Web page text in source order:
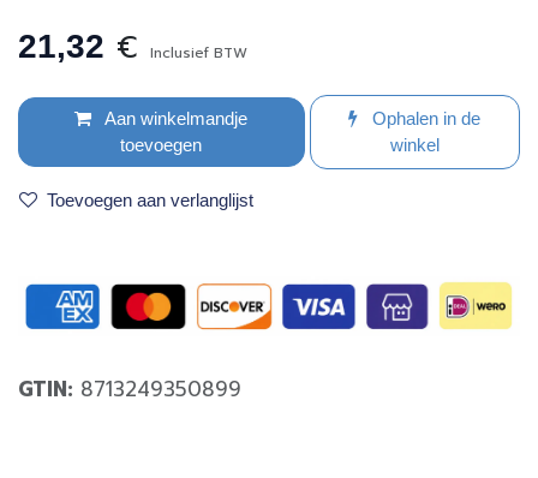
21,32 € Inclusief BTW
Aan winkelmandje
toevoegen
Ophalen in de
winkel
Toevoegen aan verlanglijst
GTIN: 8713249350899